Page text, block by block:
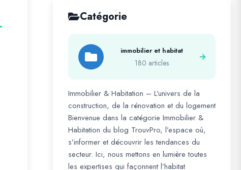
Catégorie
immobilier et habitat
180 articles
Immobilier & Habitation – L’univers de la
construction, de la rénovation et du logement
Bienvenue dans la catégorie Immobilier &
Habitation du blog TrouvPro, l’espace où,
s’informer et découvrir les tendances du
secteur. Ici, nous mettons en lumière toutes
les expertises qui façonnent l’habitat